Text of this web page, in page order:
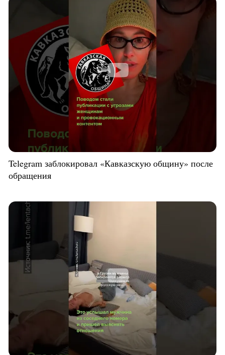
Telegram заблокировал «Кавказскую общину» после
обращения